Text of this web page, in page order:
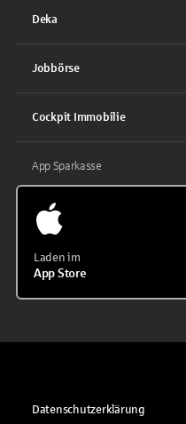
Deka
Jobbörse
Cockpit Immobilie
App Sparkasse
Laden im
App Store
Datenschutzerklärung